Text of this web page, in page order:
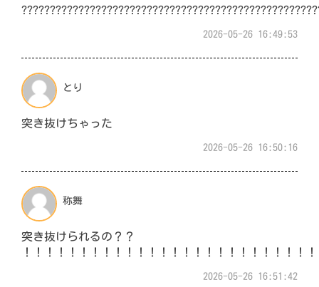
2026-05-26 16:49:53
とり
突き抜けちゃった
2026-05-26 16:50:16
称舞
突き抜けられるの？？
！！！！！！！！！！！！！！！！！！！！！！！！！
2026-05-26 16:51:42